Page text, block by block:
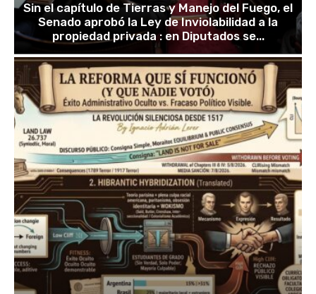
Sin el capítulo de Tierras y Manejo del Fuego, el
Senado aprobó la Ley de Inviolabilidad a la
propiedad privada : en Diputados se...